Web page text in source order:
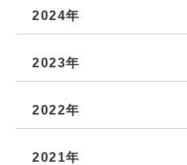
2024年
2023年
2022年
2021年